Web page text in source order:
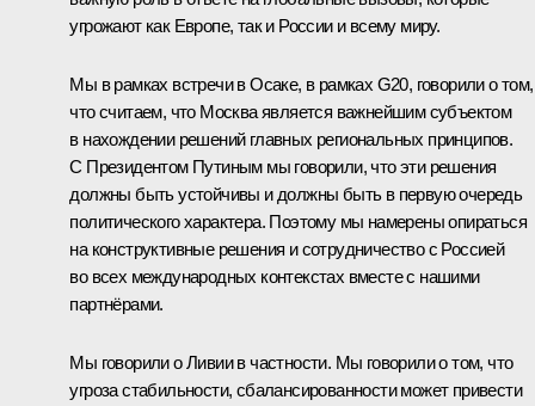
угрожают как Европе, так и России и всему миру.
Мы в рамках встречи в Осаке, в рамках G20, говорили о том,
что считаем, что Москва является важнейшим субъектом
в нахождении решений главных региональных принципов.
С Президентом Путиным мы говорили, что эти решения
должны быть устойчивы и должны быть в первую очередь
политического характера. Поэтому мы намерены опираться
на конструктивные решения и сотрудничество с Россией
во всех международных контекстах вместе с нашими
партнёрами.
Мы говорили о Ливии в частности. Мы говорили о том, что
угроза стабильности, сбалансированности может привести